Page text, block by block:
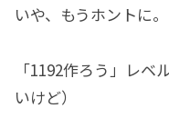
いや、もうホントに。
「1192作ろう」レ
いけど）